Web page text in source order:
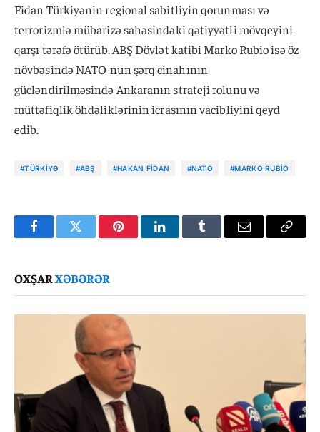
Fidan Türkiyənin regional sabitliyin qorunması və
terrorizmlə mübarizə sahəsindəki qətiyyətli mövqeyini
qarşı tərəfə ötürüb. ABŞ Dövlət katibi Marko Rubio isə öz
növbəsində NATO-nun şərq cinahının
gücləndirilməsində Ankaranın strateji rolunu və
müttəfiqlik öhdəliklərinin icrasının vacibliyini qeyd
edib.
#TÜRKIYƏ #ABŞ #HAKAN FIDAN #NATO #MARKO RUBIO
FacebookTwitter PinterestLinkedInTumblr Email
Copy
OXŞARXƏBƏRƏR